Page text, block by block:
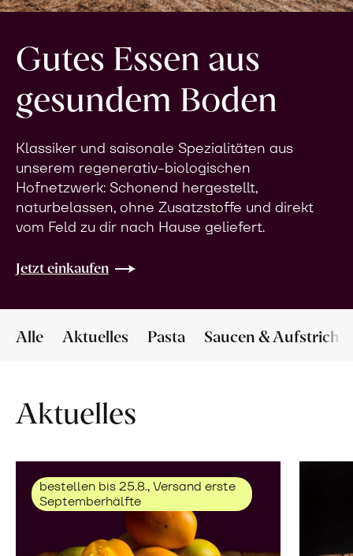
Gutes Essen aus
gesundem Boden
Klassiker und saisonale Spezialitäten aus
unserem regenerativ-biologischen
Hofnetzwerk: Schonend hergestellt,
naturbelassen, ohne Zusatzstoffe und direkt
vom Feld zu dir nach Hause geliefert.
Jetzt einkaufen
Alle Aktuelles Pasta Saucen & Aufstriche
Aktuelles
bestellen bis 25.8., Versand erste
Septemberhälfte